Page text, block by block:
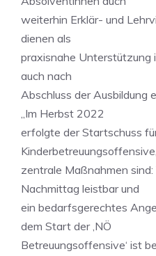
weiterhin Erklär- und
dienen als
praxisnahe Unterstützung
auch nach
Abschluss der Ausbildung
„Im Herbst 2022
erfolgte der Startschuss
Kinderbetreuungsoffensive,
zentrale Maßnahmen
Nachmittag leistbar und
ein bedarfsgerechtes
dem Start der ,NÖ
Betreuungsoffensive‘ ist